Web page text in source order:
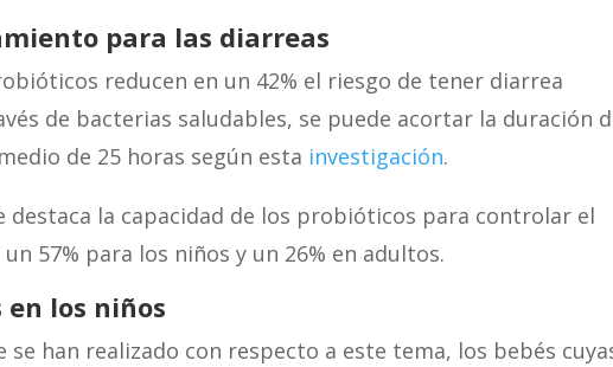
para las diarreas
reducen en un 42% el riesgo de tener diarrea
de bacterias saludables, se puede acortar la duración
de 25 horas según esta investigación.
destaca la capacidad de los probióticos para controlar el
57% para los niños y un 26% en adultos.
los niños
se han realizado con respecto a este tema, los bebés